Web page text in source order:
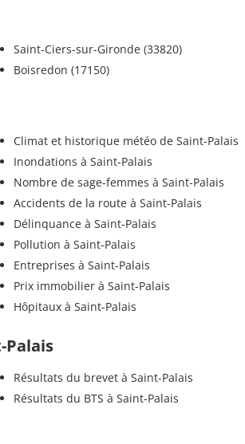
Saint-Ciers-sur-Gironde (33820)
Boisredon (17150)
Climat et historique météo de Saint-Palais
Inondations à Saint-Palais
Nombre de sage-femmes à Saint-Palais
Accidents de la route à Saint-Palais
Délinquance à Saint-Palais
Pollution à Saint-Palais
Entreprises à Saint-Palais
Prix immobilier à Saint-Palais
Hôpitaux à Saint-Palais
Palais
Résultats du brevet à Saint-Palais
Résultats du BTS à Saint-Palais